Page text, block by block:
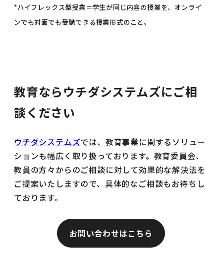
*ハイフレックス型授業＝学生が同じ内容の授業を、オンライ
ンでも対面でも受講できる授業形式のこと。
教育ならウチダシステムズにご相
談ください
ウチダシステムズでは、教育事業に関するソリュー
ションも幅広く取り扱っております。教育委員会、
教員の方々からのご相談に対して効果的な解決法を
ご提案いたしますので、具体的なご相談もお待ちし
ております。
お問い合わせはこちら